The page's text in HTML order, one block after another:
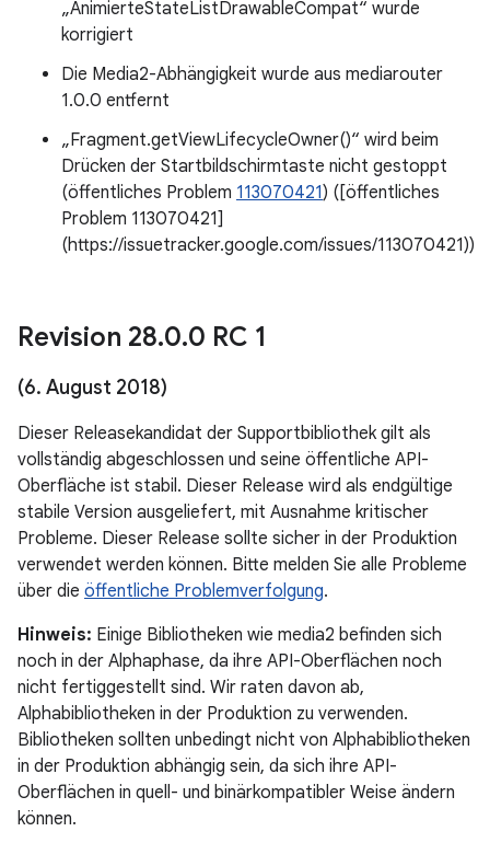
„AnimierteStateListDrawableCompat“ wurde
korrigiert
Die Media2-Abhängigkeit wurde aus mediarouter
1.0.0 entfernt
„Fragment.getViewLifecycleOwner()“ wird beim
Drücken der Startbildschirmtaste nicht gestoppt
(öffentliches Problem 113070421) ([öffentliches
Problem 113070421]
(https://issuetracker.google.com/issues/113070421))
Revision 28.0.0 RC 1
(6. August 2018)
Dieser Releasekandidat der Supportbibliothek gilt als
vollständig abgeschlossen und seine öffentliche API-
Oberfläche ist stabil. Dieser Release wird als endgültige
stabile Version ausgeliefert, mit Ausnahme kritischer
Probleme. Dieser Release sollte sicher in der Produktion
verwendet werden können. Bitte melden Sie alle Probleme
über die öffentliche Problemverfolgung.
Hinweis: Einige Bibliotheken wie media2 befinden sich
noch in der Alphaphase, da ihre API-Oberflächen noch
nicht fertiggestellt sind. Wir raten davon ab,
Alphabibliotheken in der Produktion zu verwenden.
Bibliotheken sollten unbedingt nicht von Alphabibliotheken
in der Produktion abhängig sein, da sich ihre API-
Oberflächen in quell- und binärkompatibler Weise ändern
können.